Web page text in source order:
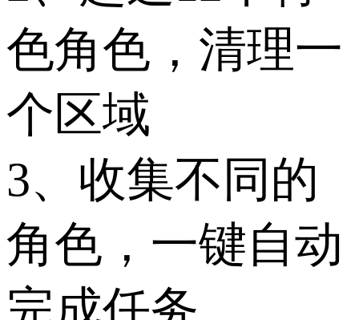
色角色，清理一
个区域
3、收集不同的
角色，一键自动
完成任务